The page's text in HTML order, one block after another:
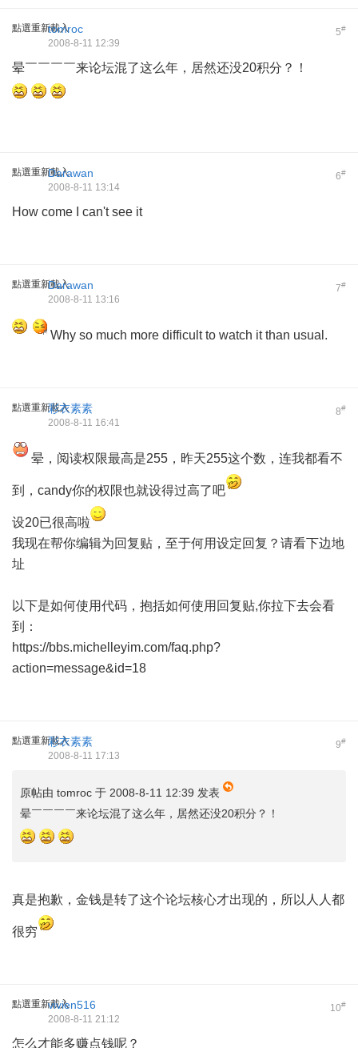
點選重新載入 5#
tomroc
2008-8-11 12:39
晕￣￣￣￣来论坛混了这么年，居然还没20积分？！
點選重新載入 6#
Darawan
2008-8-11 13:14
How come I can't see it
點選重新載入 7#
Darawan
2008-8-11 13:16
Why so much more difficult to watch it than usual.
點選重新載入 8#
彩衣素素
2008-8-11 16:41
晕，阅读权限最高是255，昨天255这个数，连我都看不
到，candy你的权限也就设得过高了吧
设20已很高啦
我现在帮你编辑为回复贴，至于何用设定回复？请看下边地
址
以下是如何使用代码，抱括如何使用回复贴,你拉下去会看
到：
https://bbs.michelleyim.com/faq.php?
action=message&id=18
點選重新載入 9#
彩衣素素
2008-8-11 17:13
原帖由 tomroc 于 2008-8-11 12:39 发表
晕￣￣￣￣来论坛混了这么年，居然还没20积分？！
真是抱歉，金钱是转了这个论坛核心才出现的，所以人人都
很穷
點選重新載入 10#
vivien516
2008-8-11 21:12
怎么才能多赚点钱呢？